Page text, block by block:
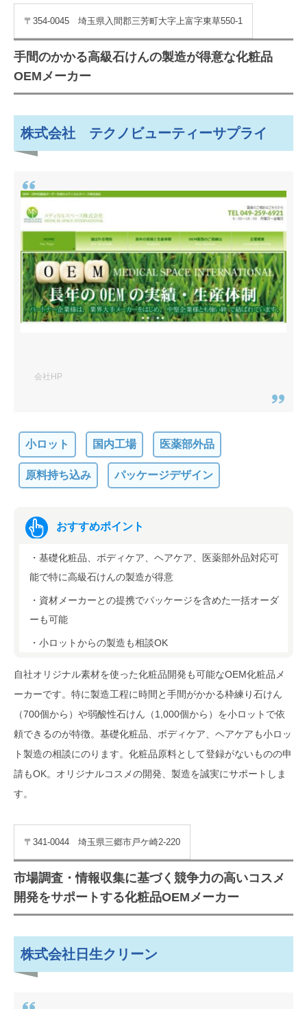
〒354-0045 埼玉県入間郡三芳町大字上富字東草550-1
手間のかかる高級石けんの製造が得意な化粧品
OEMメーカー
株式会社 テクノビューティーサプライ
会社HP
小ロット 国内工場 医薬部外品
原料持ち込み パッケージデザイン
おすすめポイント
・基礎化粧品、ボディケア、ヘアケア、医薬部外品対応可
能で特に高級石けんの製造が得意
・資材メーカーとの提携でパッケージを含めた一括オーダ
ーも可能
・小ロットからの製造も相談OK
自社オリジナル素材を使った化粧品開発も可能なOEM化粧品メ
ーカーです。特に製造工程に時間と手間がかかる枠練り石けん
（700個から）や弱酸性石けん（1,000個から）を小ロットで依
頼できるのが特徴。基礎化粧品、ボディケア、ヘアケアも小ロッ
ト製造の相談にのります。化粧品原料として登録がないものの申
請もOK。オリジナルコスメの開発、製造を誠実にサポートしま
す。
〒341-0044 埼玉県三郷市戸ケ崎2-220
市場調査・情報収集に基づく競争力の高いコスメ
開発をサポートする化粧品OEMメーカー
株式会社日生クリーン